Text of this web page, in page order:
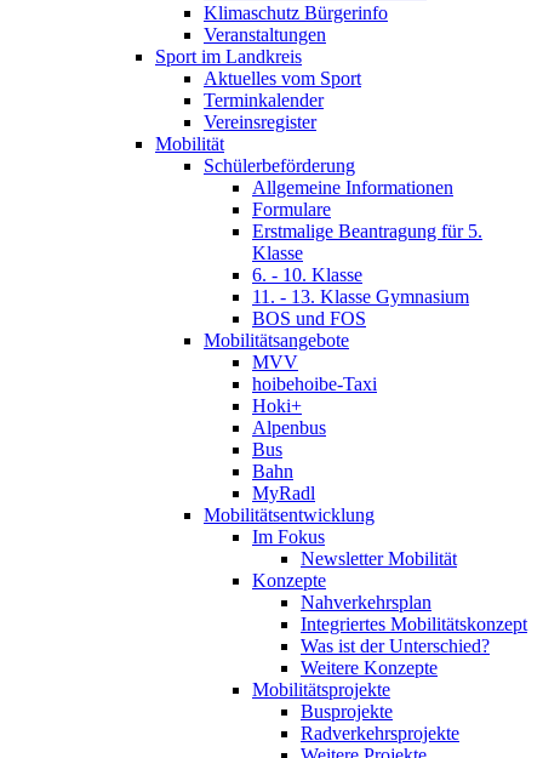
Klimaschutz Bürgerinfo
Veranstaltungen
Sport im Landkreis
Aktuelles vom Sport
Terminkalender
Vereinsregister
Mobilität
Schülerbeförderung
Allgemeine Informationen
Formulare
Erstmalige Beantragung für 5.
Klasse
6. - 10. Klasse
11. - 13. Klasse Gymnasium
BOS und FOS
Mobilitätsangebote
MVV
hoibehoibe-Taxi
Hoki+
Alpenbus
Bus
Bahn
MyRadl
Mobilitätsentwicklung
Im Fokus
Newsletter Mobilität
Konzepte
Nahverkehrsplan
Integriertes Mobilitätskonzept
Was ist der Unterschied?
Weitere Konzepte
Mobilitätsprojekte
Busprojekte
Radverkehrsprojekte